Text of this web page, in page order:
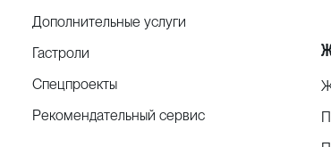
Дополнительные услуги
Гастроли
Спецпроекты
Рекомендательный сервис